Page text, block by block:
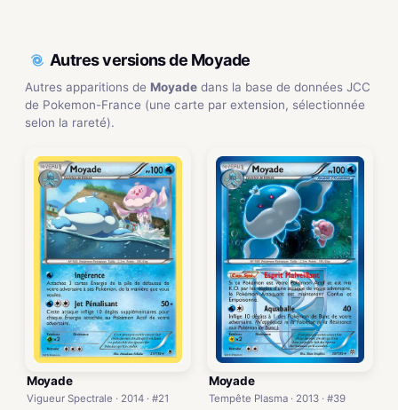
Autres versions de Moyade
Autres apparitions de Moyade dans la base de données JCC
de Pokemon-France (une carte par extension, sélectionnée
selon la rareté).
Moyade
Vigueur Spectrale · 2014 · #21
Moyade
Tempête Plasma · 2013 · #39